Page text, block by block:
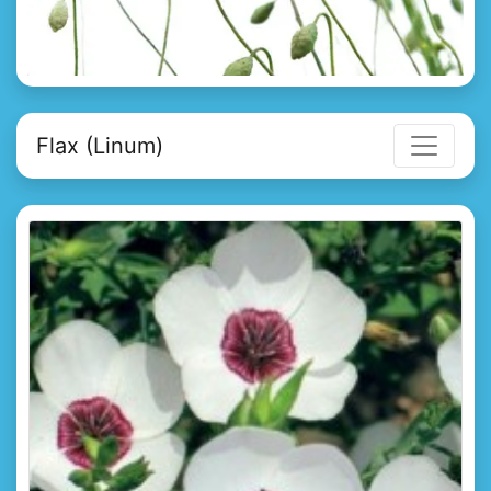
Flax (Linum)